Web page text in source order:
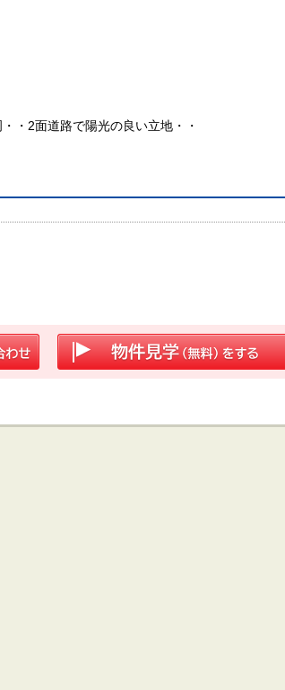
・2面道路で陽光の良い立地・・